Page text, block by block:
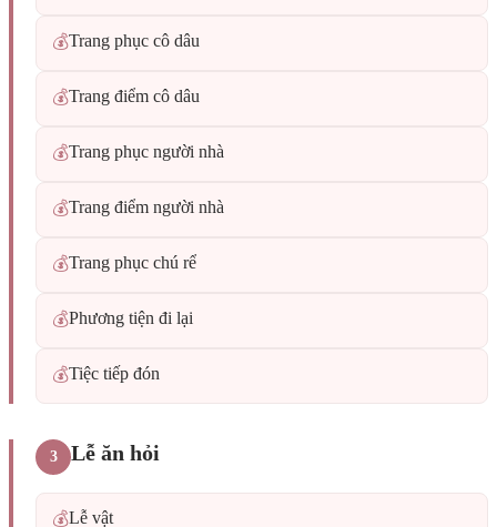
💰Trang phục cô dâu
💰Trang điểm cô dâu
💰Trang phục người nhà
💰Trang điểm người nhà
💰Trang phục chú rể
💰Phương tiện đi lại
💰Tiệc tiếp đón
3 Lễ ăn hỏi
💰Lễ vật